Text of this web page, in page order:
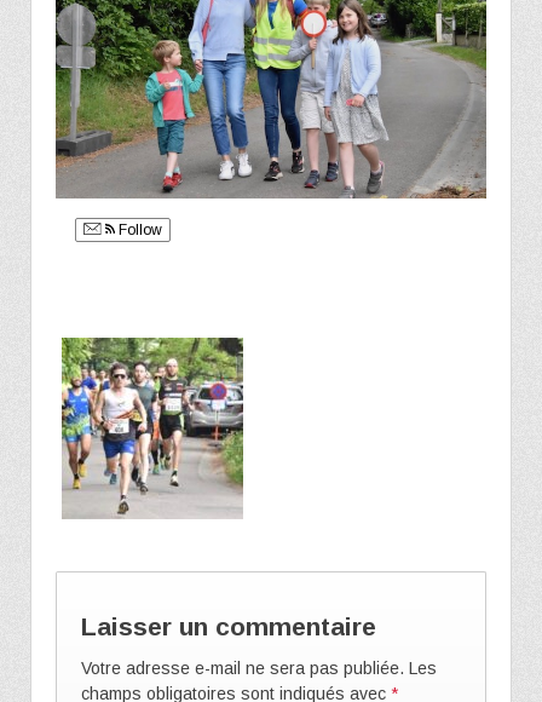
Follow
Laisser un commentaire
Votre adresse e-mail ne sera pas publiée. Les
champs obligatoires sont indiqués avec *